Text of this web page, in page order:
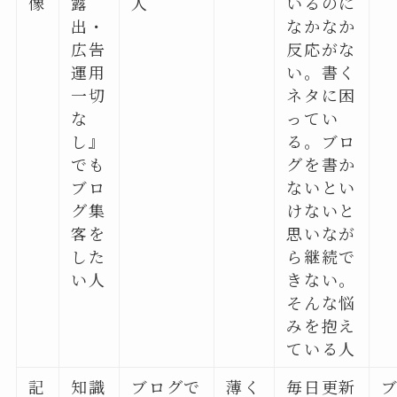
出・
広告
運用
一切
な
し』
でも
ブロ
グ集
客を
した
い人
なかなか
反応がな
い。書く
ネタに困
ってい
る。ブロ
グを書か
ないとい
けないと
思いなが
ら継続で
きない。
そんな悩
みを抱え
ている人
記
知識 ブログで 薄く 毎日更新